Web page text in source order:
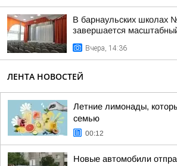
В барнаульских
завершается
Вчера, 14:36
ЛЕНТА НОВОСТЕЙ
Летние лимонады,
семью
00:12
Новые автомобили